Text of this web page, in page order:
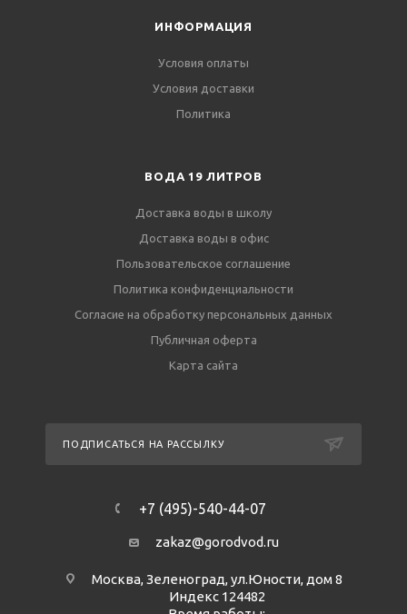
ИНФОРМАЦИЯ
Условия оплаты
Условия доставки
Политика
ВОДА 19 ЛИТРОВ
Доставка воды в школу
Доставка воды в офис
Пользовательское соглашение
Политика конфиденциальности
Согласие на обработку персональных данных
Публичная оферта
Карта сайта
ПОДПИСАТЬСЯ НА РАССЫЛКУ
+7 (495)-540-44-07
zakaz@gorodvod.ru
Москва, Зеленоград, ул.Юности, дом 8
Индекс 124482